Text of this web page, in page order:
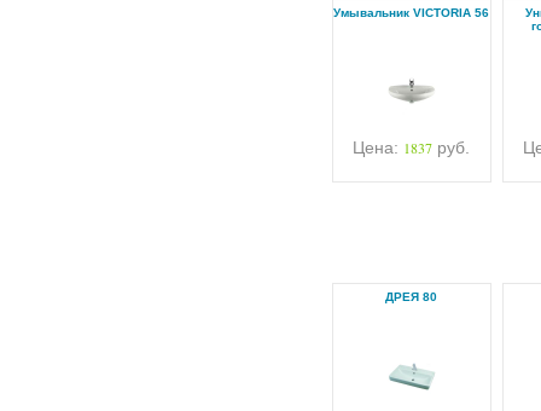
Умывальник VICTORIA 56
Цена: 1837 руб.
ДРЕЯ 80